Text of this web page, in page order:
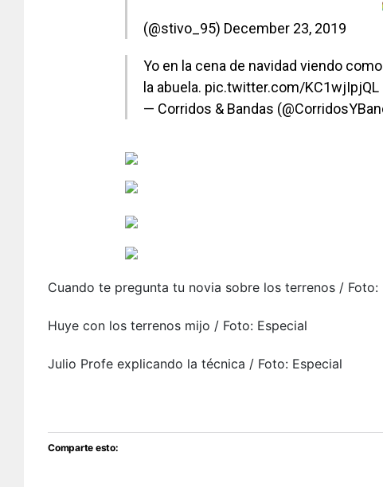
(@stivo_95) December 23, 2019
Yo en la cena de navidad viendo
la abuela. pic.twitter.com/KC1wjIpjQL
— Corridos & Bandas
Cuando te pregunta tu novia sobre los terrenos / Foto:
Huye con los terrenos mijo / Foto: Especial
Julio Profe explicando la técnica / Foto: Especial
Comparte esto: